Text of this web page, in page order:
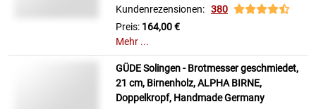
Kundenrezensionen: 380
Preis: 164,00 €
Mehr ...
GÜDE Solingen - Brotmesser geschmiedet,
21 cm, Birnenholz, ALPHA BIRNE,
Doppelkropf, Handmade Germany